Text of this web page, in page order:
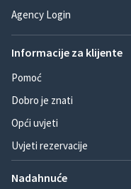
Agency Login
Informacije za klijente
Pomoć
Dobro je znati
Opći uvjeti
Uvjeti rezervacije
Nadahnuće